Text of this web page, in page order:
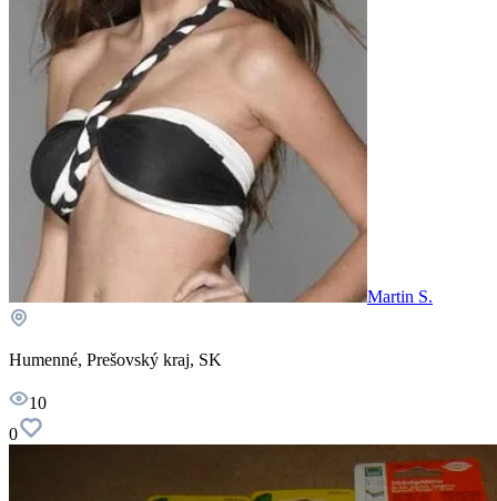
Martin S.
Humenné, Prešovský kraj, SK
10
0